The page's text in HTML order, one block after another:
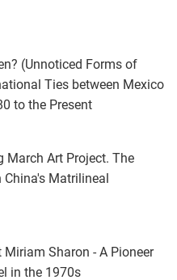
(Unnoticed Forms of
Ties between Mexico
to the Present
March Art Project. The
China's Matrilineal
Sharon - A Pioneer
in the 1970s